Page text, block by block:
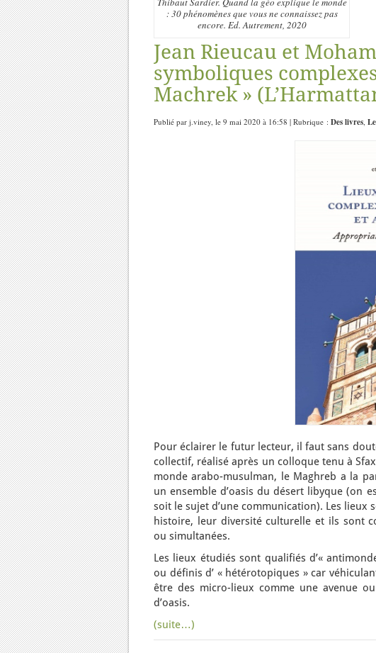
: 30 phénomènes que vous ne connaissez pas
encore. Ed. Autrement, 2020
Jean Rieucau et
symboliques
Machrek »
Publié par j.viney, le 9 mai 2020 à 16:58 | Rubrique : Des livres,
Pour éclairer le futur lecteur, il faut sans
collectif, réalisé après un colloque tenu à
monde arabo-musulman, le Maghreb a la
un ensemble d’oasis du désert libyque (on
soit le sujet d’une communication). Les
histoire, leur diversité culturelle et ils sont
ou simultanées.
Les lieux étudiés sont qualifiés d’«
ou définis d’ « hétérotopiques » car
être des micro-lieux comme une avenue
d’oasis.
(suite…)